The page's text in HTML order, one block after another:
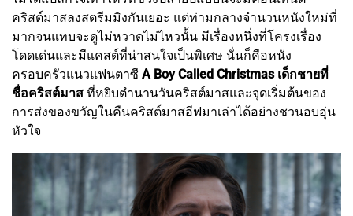
คริสต์มาสลงสตรีมมิงกันเยอะ แต่ท่ามกลางจำนวนหนังใหม่ที่
มากจนแทบจะดูไม่หวาดไม่ไหวนั้น มีเรื่องหนึ่งที่โครงเรื่อง
โดดเด่นและมีแคสต์ที่น่าสนใจเป็นพิเศษ นั่นก็คือหนัง
ครอบครัวแนวแฟนตาซี A Boy Called Christmas เด็กชายที่
ชื่อคริสต์มาส ที่หยิบตำนานวันคริสต์มาสและจุดเริ่มต้นของ
การส่งของขวัญในคืนคริสต์มาสอีฟมาเล่าได้อย่างชวนอบอุ่น
หัวใจ